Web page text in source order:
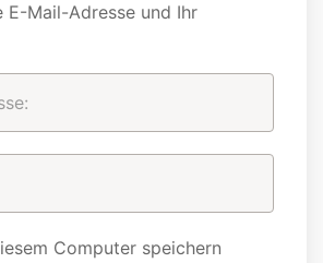
E-Mail-Adresse und Ihr
Computer speichern